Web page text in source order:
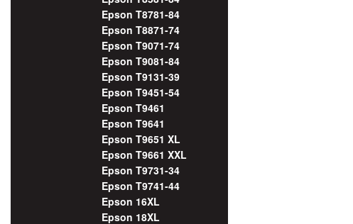
Epson T8781-84
Epson T8871-74
Epson T9071-74
Epson T9081-84
Epson T9131-39
Epson T9451-54
Epson T9461
Epson T9641
Epson T9651 XL
Epson T9661 XXL
Epson T9731-34
Epson T9741-44
Epson 16XL
Epson 18XL